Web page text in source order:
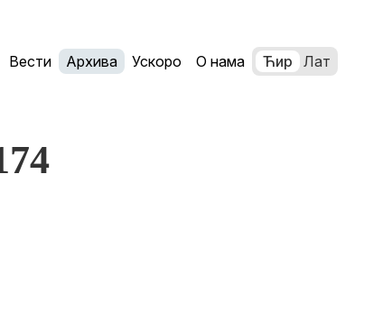
Вести Архива Ускоро О нама Ћир Лат